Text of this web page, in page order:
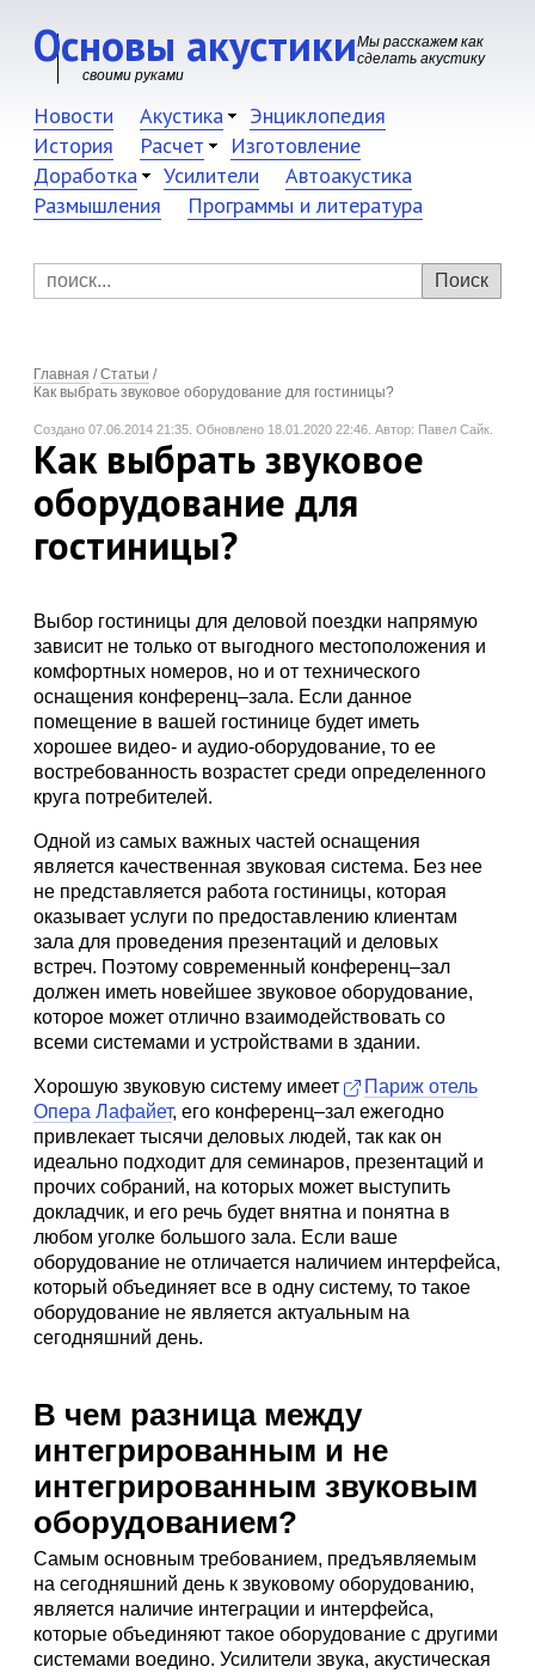
Основы акустикиМы расскажем как
сделать акустику
своими руками
Новости Акустика
Энциклопедия
История
Расчет
Изготовление
Доработка
Усилители
Автоакустика
Размышления
Программы и литература
Главная / Статьи /
Как выбрать звуковое оборудование для гостиницы?
Создано 07.06.2014 21:35. Обновлено 18.01.2020 22:46. Автор: Павел Сайк.
Как выбрать звуковое
оборудование для
гостиницы?
Выбор гостиницы для деловой поездки напрямую
зависит не только от выгодного местоположения и
комфортных номеров, но и от технического
оснащения конференц–зала. Если данное
помещение в вашей гостинице будет иметь
хорошее видео- и аудио-оборудование, то ее
востребованность возрастет среди определенного
круга потребителей.
Одной из самых важных частей оснащения
является качественная звуковая система. Без нее
не представляется работа гостиницы, которая
оказывает услуги по предоставлению клиентам
зала для проведения презентаций и деловых
встреч. Поэтому современный конференц–зал
должен иметь новейшее звуковое оборудование,
которое может отлично взаимодействовать со
всеми системами и устройствами в здании.
Хорошую звуковую систему имеет
Париж отель
Опера Лафайет, его конференц–зал ежегодно
привлекает тысячи деловых людей, так как он
идеально подходит для семинаров, презентаций и
прочих собраний, на которых может выступить
докладчик, и его речь будет внятна и понятна в
любом уголке большого зала. Если ваше
оборудование не отличается наличием интерфейса,
который объединяет все в одну систему, то такое
оборудование не является актуальным на
сегодняшний день.
В чем разница между
интегрированным и не
интегрированным звуковым
оборудованием?
Самым основным требованием, предъявляемым
на сегодняшний день к звуковому оборудованию,
является наличие интеграции и интерфейса,
которые объединяют такое оборудование с другими
системами воедино. Усилители звука, акустическая